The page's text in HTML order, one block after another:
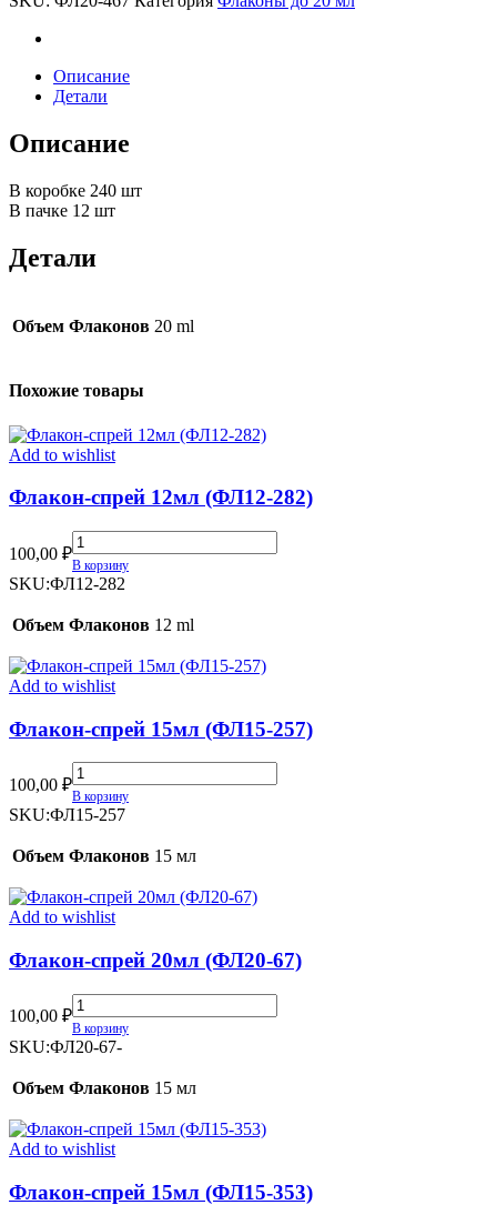
467)
quantity
Описание
Детали
Описание
В коробке 240 шт
В пачке 12 шт
Детали
Объем Флаконов 20 ml
Похожие товары
Add to wishlist
Флакон-спрей 12мл (ФЛ12-282)
100,00 ₽
Флакон-
спрей
12мл
282)
В корзину
SKU:ФЛ12-282
Объем Флаконов 12 ml
Add to wishlist
Флакон-спрей 15мл (ФЛ15-257)
100,00 ₽
Флакон-
спрей
15мл
257)
В корзину
SKU:ФЛ15-257
Объем Флаконов 15 мл
Add to wishlist
Флакон-спрей 20мл (ФЛ20-67)
100,00 ₽
Флакон-
спрей
20мл
67)
В корзину
SKU:ФЛ20-67-
Объем Флаконов 15 мл
Add to wishlist
Флакон-спрей 15мл (ФЛ15-353)